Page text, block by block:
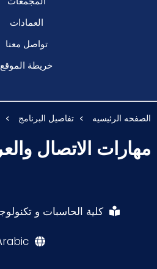
العمادات
تواصل معنا
خريطة الموقع
الصفحه الرئيسيه تفاصيل البرنامج
مهارات الاتصال
كلية الحاسبات و